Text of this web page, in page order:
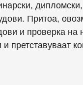
дипломски,
Притоа,
и проверка на
претставуваат